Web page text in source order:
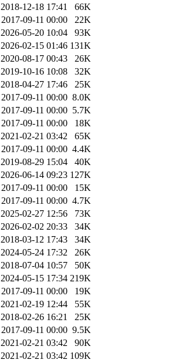
2018-12-18 17:41
66K
2017-09-11 00:00
22K
2026-05-20 10:04
93K
2026-02-15 01:46 131K
2020-08-17 00:43
26K
2019-10-16 10:08
32K
2018-04-27 17:46
25K
2017-09-11 00:00 8.0K
2017-09-11 00:00 5.7K
2017-09-11 00:00
18K
2021-02-21 03:42
65K
2017-09-11 00:00 4.4K
2019-08-29 15:04
40K
2026-06-14 09:23 127K
2017-09-11 00:00
15K
2017-09-11 00:00 4.7K
2025-02-27 12:56
73K
2026-02-02 20:33
34K
2018-03-12 17:43
34K
2024-05-24 17:32
26K
2018-07-04 10:57
50K
2024-05-15 17:34 219K
2017-09-11 00:00
19K
2021-02-19 12:44
55K
2018-02-26 16:21
25K
2017-09-11 00:00 9.5K
2021-02-21 03:42
90K
2021-02-21 03:42 109K